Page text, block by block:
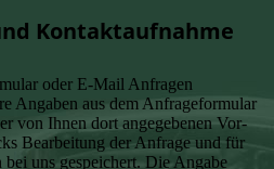
Kontaktaufnahme
oder E-Mail Anfragen
Angaben aus dem Anfrageformular
von Ihnen dort angegebenen Vor-
Bearbeitung der Anfrage und für
uns gespeichert. Die Angabe